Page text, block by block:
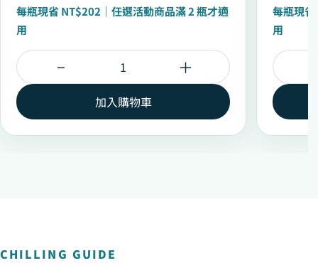
每瓶現省 NT$202｜任選活動商品滿 2 瓶才適
用
− ＋
加入購物車
每瓶現
用
CHILLING GUIDE